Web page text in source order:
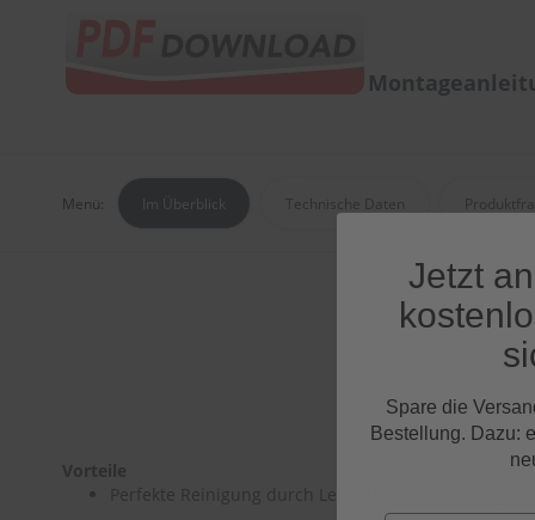
Menü: Im Überblick Technische Daten
Vorteile
Perfekte Reinigung durch Leichtlaufbeschichtung
Jetzt
Spare die
Bestellung. Dazu: